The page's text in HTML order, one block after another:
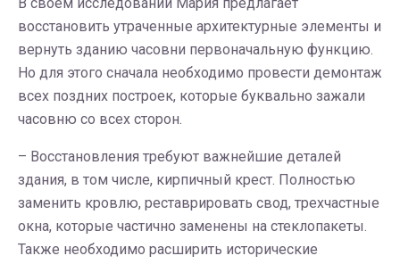
восстановить утраченные архитектурные элементы и
вернуть зданию часовни первоначальную функцию.
Но для этого сначала необходимо провести демонтаж
всех поздних построек, которые буквально зажали
часовню со всех сторон.
– Восстановления требуют важнейшие деталей
здания, в том числе, кирпичный крест. Полностью
заменить кровлю, реставрировать свод, трехчастные
окна, которые частично заменены на стеклопакеты.
Также необходимо расширить исторические